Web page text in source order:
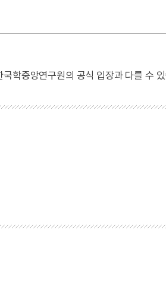
학중앙연구원의 공식 입장과 다를 수